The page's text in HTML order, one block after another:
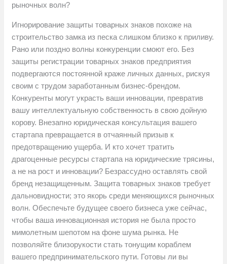
рыночных волн?
Игнорирование защиты товарных знаков похоже на
строительство замка из песка слишком близко к приливу.
Рано или поздно волны конкуренции смоют его. Без
защиты регистрации товарных знаков предприятия
подвергаются постоянной краже личных данных, рискуя
своим с трудом заработанным бизнес-брендом.
Конкуренты могут украсть ваши инновации, превратив
вашу интеллектуальную собственность в свою дойную
корову. Внезапно юридическая консультация вашего
стартапа превращается в отчаянный призыв к
предотвращению ущерба. И кто хочет тратить
драгоценные ресурсы стартапа на юридические трясины,
а не на рост и инновации? Безрассудно оставлять свой
бренд незащищенным. Защита товарных знаков требует
дальновидности; это якорь среди меняющихся рыночных
волн. Обеспечьте будущее своего бизнеса уже сейчас,
чтобы ваша инновационная история не была просто
мимолетным шепотом на фоне шума рынка. Не
позволяйте близорукости стать тонущим кораблем
вашего предпринимательского пути. Готовы ли вы